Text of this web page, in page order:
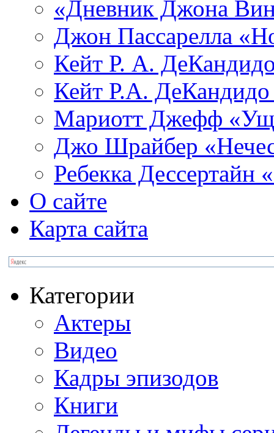
«Дневник Джона
Джон Пассарелла
Кейт Р. А.
Кейт Р.А.
Мариотт Джефф
Джо Шрайбер
Ребекка Десcертайн
О сайте
Карта сайта
Категории
Актеры
Видео
Кадры эпизодов
Книги